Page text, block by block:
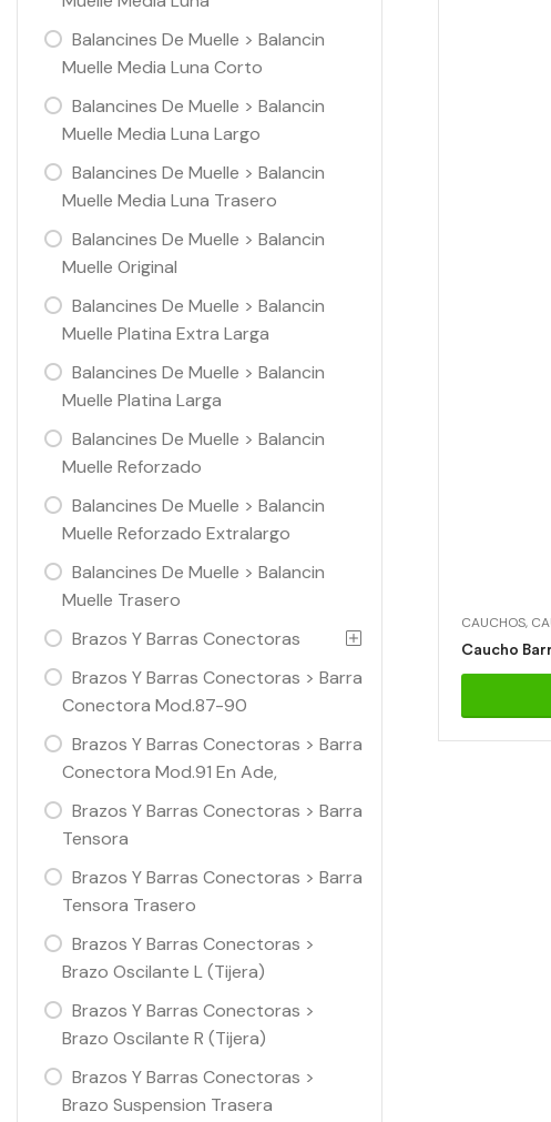
CAUCHOS,
Caucho
Balancines De Muelle > Balancin
Muelle Media Luna Corto
Balancines De Muelle > Balancin
Muelle Media Luna Largo
Balancines De Muelle > Balancin
Muelle Media Luna Trasero
Balancines De Muelle > Balancin
Muelle Original
Balancines De Muelle > Balancin
Muelle Platina Extra Larga
Balancines De Muelle > Balancin
Muelle Platina Larga
Balancines De Muelle > Balancin
Muelle Reforzado
Balancines De Muelle > Balancin
Muelle Reforzado Extralargo
Balancines De Muelle > Balancin
Muelle Trasero
Brazos Y Barras Conectoras
Brazos Y Barras Conectoras > Barra
Conectora Mod.87-90
Brazos Y Barras Conectoras > Barra
Conectora Mod.91 En Ade,
Brazos Y Barras Conectoras > Barra
Tensora
Brazos Y Barras Conectoras > Barra
Tensora Trasero
Brazos Y Barras Conectoras >
Brazo Oscilante L (Tijera)
Brazos Y Barras Conectoras >
Brazo Oscilante R (Tijera)
Brazos Y Barras Conectoras >
Brazo Suspension Trasera